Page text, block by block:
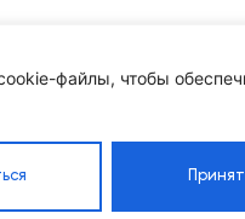
файлы, чтобы